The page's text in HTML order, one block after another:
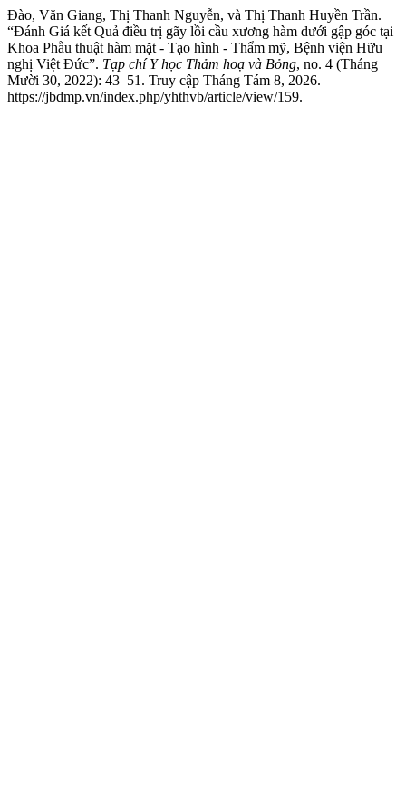
Đào, Văn Giang, Thị Thanh Nguyễn, và Thị Thanh Huyền Trần.
“Đánh Giá kết Quả điều trị gãy lồi cầu xương hàm dưới gập góc tại
Khoa Phẫu thuật hàm mặt - Tạo hình - Thẩm mỹ, Bệnh viện Hữu
nghị Việt Đức”. Tạp chí Y học Thảm hoạ và Bỏng, no. 4 (Tháng
Mười 30, 2022): 43–51. Truy cập Tháng Tám 8, 2026.
https://jbdmp.vn/index.php/yhthvb/article/view/159.